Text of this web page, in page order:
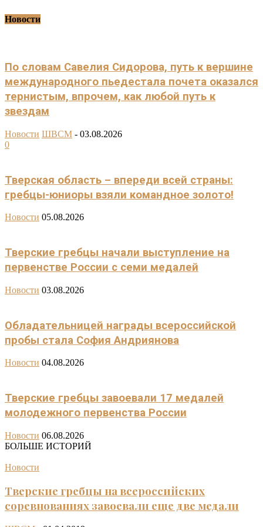
Новости
По словам Савелия Сидорова, путь к вершине
международного пьедестала почета оказался
тернистым, впрочем, как любой путь к
звездам
Новости ШВСМ - 03.08.2026
0
Тверская область – впереди всей страны:
гребцы-юниоры взяли командное золото!
Новости 05.08.2026
Тверские гребцы начали выступление на
первенстве России с семи медалей
Новости 03.08.2026
Обладательницей награды всероссийской
пробы стала София Андриянова
Новости 04.08.2026
Тверские гребцы завоевали 17 медалей
молодежного первенства России
Новости 06.08.2026
БОЛЬШЕ ИСТОРИЙ
Новости
Тверские гребцы на всероссийских
соревнованиях завоевали еще две медали